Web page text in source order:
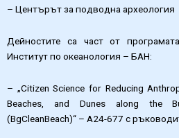
– Центърът за подводна археология
Дейностите са част от
Институт по океанология – БАН:
– „Citizen Science for Reducing
Beaches, and Dunes along the
(BgCleanBeach)“ – А24-677 с